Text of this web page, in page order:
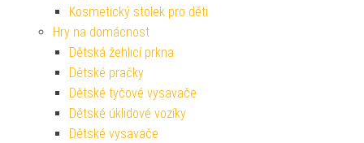
Kosmetický stolek pro děti
Hry na domácnost
Dětská žehlicí prkna
Dětské pračky
Dětské tyčové vysavače
Dětské úklidové vozíky
Dětské vysavače